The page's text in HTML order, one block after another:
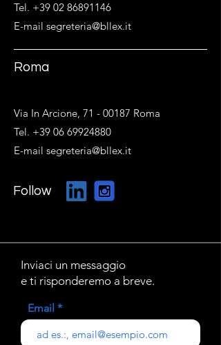
Tel. +39 02 86891146
E-mail segreteria@bllex.it
Roma
Via In Arcione, 71 - 00187 Roma
Tel. +39 06 69924880
E-mail segreteria@bllex.it
Follow
Inviaci un messaggio
e ti risponderemo a breve.
Email